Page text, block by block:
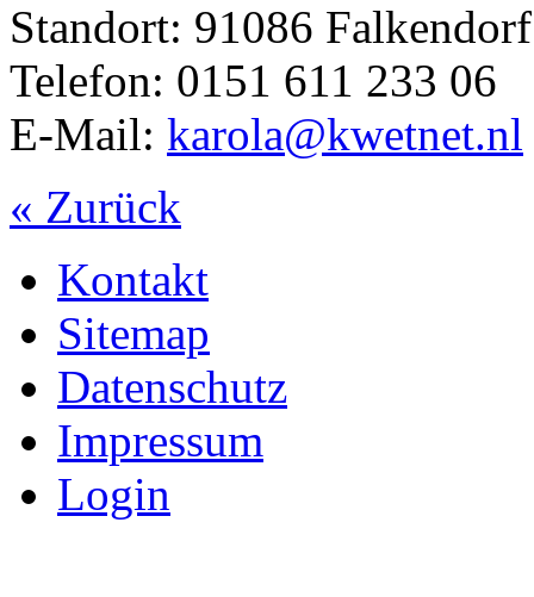
Standort: 91086 Falkendorf
Telefon: 0151 611 233 06
E-Mail: karola@kwetnet.nl
« Zurück
Kontakt
Sitemap
Datenschutz
Impressum
Login